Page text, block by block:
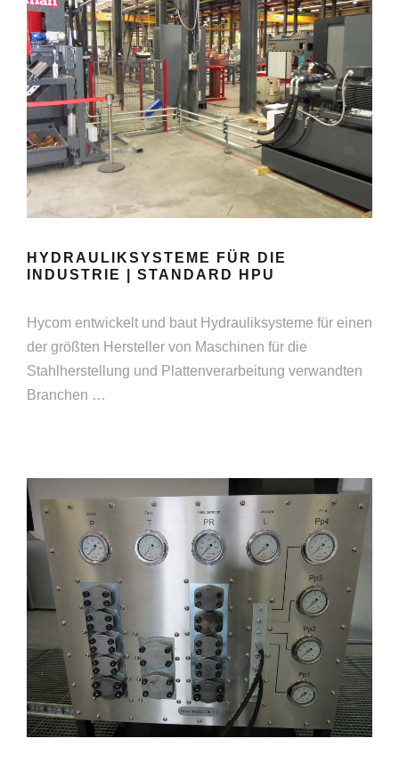
HYDRAULIKSYSTEME FÜR DIE
INDUSTRIE | STANDARD HPU
Hycom entwickelt und baut Hydrauliksysteme für einen
der größten Hersteller von Maschinen für die
Stahlherstellung und Plattenverarbeitung verwandten
Branchen …